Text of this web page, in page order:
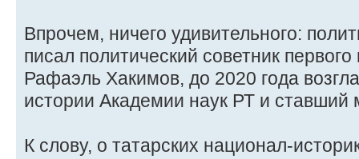
Впрочем, ничего удивительного:
писал политический советник
Рафаэль Хакимов, до 2020 года
истории Академии наук РТ и
К слову, о татарских национал-